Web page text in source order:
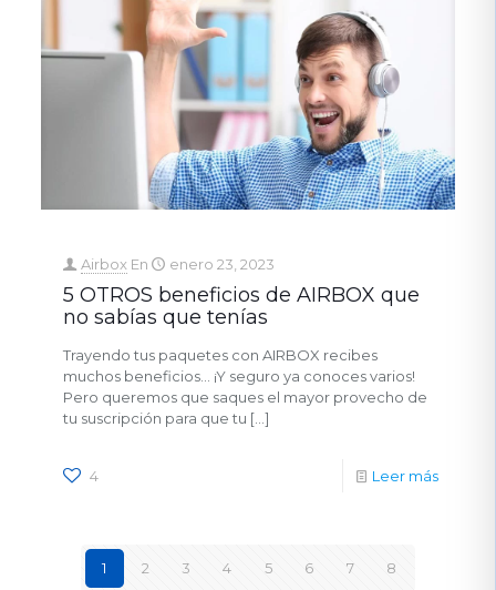
Airbox En enero 23, 2023
5 OTROS beneficios de AIRBOX que
no sabías que tenías
Trayendo tus paquetes con AIRBOX recibes
muchos beneficios… ¡Y seguro ya conoces varios!
Pero queremos que saques el mayor provecho de
tu suscripción para que tu […]
4 Leer más
1 2 3 4 5 6 7 8